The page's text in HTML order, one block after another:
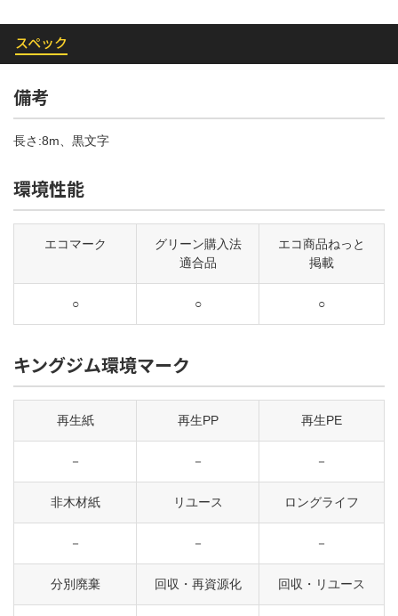
スペック
備考
長さ:8m、黒文字
環境性能
エコマーク
グリーン購入法
適合品
エコ商品ねっと
掲載
○ ○ ○
キングジム環境マーク
再生紙 再生PP 再生PE
－ － －
非木材紙 リユース ロングライフ
－ － －
分別廃棄 回収・再資源化 回収・リユース